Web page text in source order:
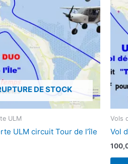
DE STOCK
ULM
ULM circuit Tour de l’île
Vols
Vol